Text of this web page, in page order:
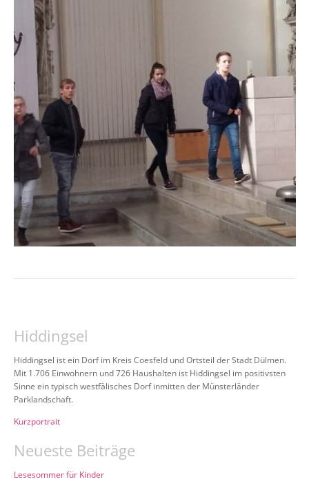
Hiddingsel
Hiddingsel ist ein Dorf im Kreis Coesfeld und Ortsteil der Stadt Dülmen.
Mit 1.706 Einwohnern und 726 Haushalten ist Hiddingsel im positivsten
Sinne ein typisch westfälisches Dorf inmitten der Münsterländer
Parklandschaft.
Kurzportrait
Neueste Beiträge
Lesesommer für Kinder